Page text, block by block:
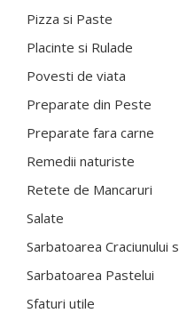
Pizza si Paste
Placinte si Rulade
Povesti de viata
Preparate din Peste
Preparate fara carne
Remedii naturiste
Retete de Mancaruri
Salate
Sarbatoarea Craciunului
Sarbatoarea Pastelui
Sfaturi utile